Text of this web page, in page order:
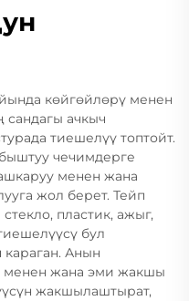
көйгөйлөрү менен
ачкыч
тиешелүү топтойт.
чечимдерге
менен жана
жол берет. Тейп
пластик, ажыг,
бул
Анын
менен жана эми жакшы
жакшылаштырат,